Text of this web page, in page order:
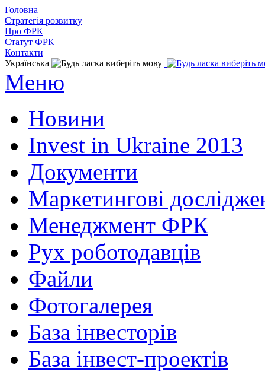
Головна
Стратегія розвитку
Про ФРК
Статут ФРК
Контакти
Українська
Меню
Новини
Invest in Ukraine 2013
Документи
Маркетингові
Менеджмент ФРК
Рух роботодавців
Файли
Фотогалерея
База інвесторів
База інвест-проектів